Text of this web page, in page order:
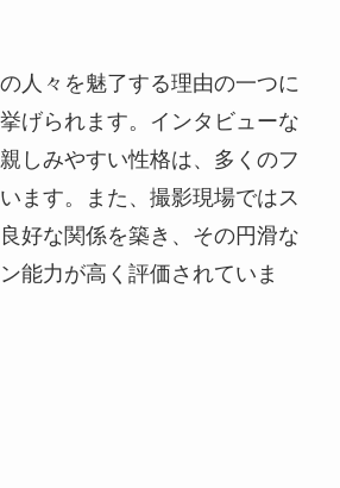
人々を魅了する理由の一つに
げられます。インタビューな
しみやすい性格は、多くのフ
ます。また、撮影現場ではス
好な関係を築き、その円滑な
能力が高く評価されていま